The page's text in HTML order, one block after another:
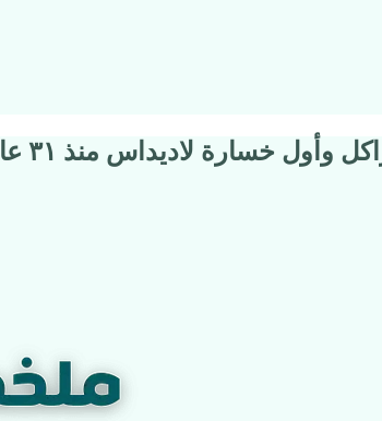
وأول خسارة لاديداس منذ ٣١ عام